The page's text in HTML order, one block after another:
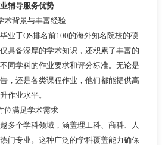
辅导服务优势
背景与丰富经验
于QS排名前100的海外知名院校的硕
具备深厚的学术知识，还积累了丰富的
同学科的作业要求和评分标准。无论是
，还是各类课程作业，他们都能提供高
作业水平。
满足学术需求
个学科领域，涵盖理工科、商科、人
门专业。这种广泛的学科覆盖能力确保